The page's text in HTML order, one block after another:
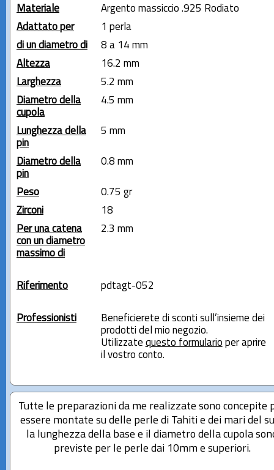
Materiale
Argento massiccio .925 Rodiato
Adattato per
1 perla
di un diametro di
8 a 14 mm
Altezza
16.2 mm
Larghezza
5.2 mm
Diametro della
cupola
4.5 mm
Lunghezza della
pin
5 mm
Diametro della
pin
0.8 mm
Peso
0.75 gr
Zirconi
18
Per una catena
con un diametro
massimo di
2.3 mm
Riferimento pdtagt-052
Professionisti
Beneficierete di sconti sull’insieme dei
prodotti del mio negozio.
Utilizzate questo formulario per aprire
il vostro conto.
Tutte le preparazioni da me realizzate sono concepite
essere montate su delle perle di Tahiti e dei mari del
la lunghezza della base e il diametro della cupola
previste per le perle dai 10mm e superiori.